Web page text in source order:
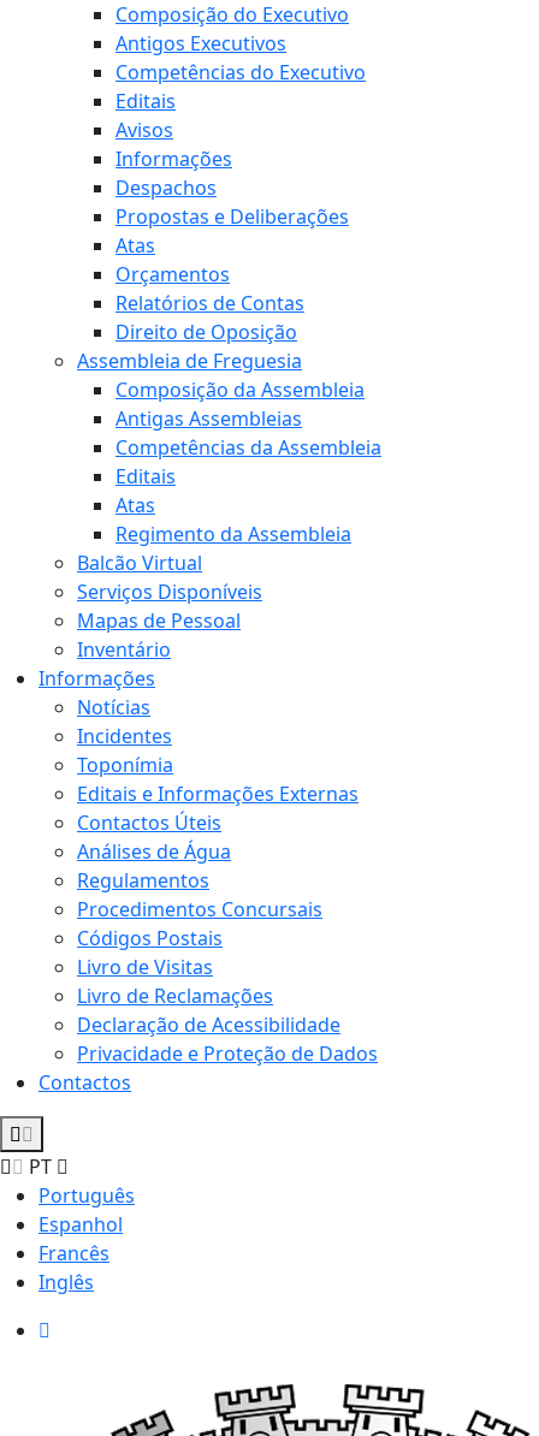
Composição do Executivo
Antigos Executivos
Competências do Executivo
Editais
Avisos
Informações
Despachos
Propostas e Deliberações
Atas
Orçamentos
Relatórios de Contas
Direito de Oposição
Assembleia de Freguesia
Composição da Assembleia
Antigas Assembleias
Competências da Assembleia
Editais
Atas
Regimento da Assembleia
Balcão Virtual
Serviços Disponíveis
Mapas de Pessoal
Inventário
Informações
Notícias
Incidentes
Toponímia
Editais e Informações Externas
Contactos Úteis
Análises de Água
Regulamentos
Procedimentos Concursais
Códigos Postais
Livro de Visitas
Livro de Reclamações
Declaração de Acessibilidade
Privacidade e Proteção de Dados
Contactos
PT
Português
Espanhol
Francês
Inglês